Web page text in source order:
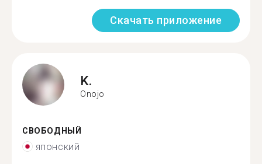
Скачать приложение
K.
Onojo
СВОБОДНЫЙ
японский